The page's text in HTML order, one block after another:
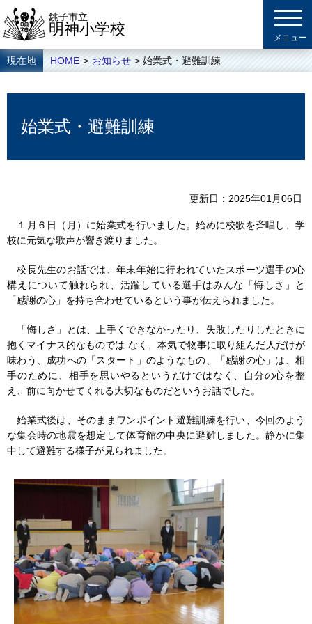
銚子市立
明神小学校
現在地 HOME > お知らせ > 始業式・避難訓練
始業式・避難訓練
更新日 2025年01月06日
１月６日（月）に始業式を行いました。始めに校歌を斉唱し、学
校に元気な歌声が響き渡りました。
校長先生のお話では、年末年始に行われていたスポーツ選手の心
構えについて触れられ、活躍している選手はみんな「悔しさ」と
「感謝の心」を持ち合わせているという事が伝えられました。
「悔しさ」とは、上手くできなかったり、失敗したりしたときに
抱くマイナス的なものでは なく、本気で物事に取り組んだ人だけが
味わう、成功への「スタート」のようなもの、「感謝の心」は、相
手のために、相手を思いやるというだけではなく、自分の心を整
え、前に向かせてくれる大切なものだというお話でした。
始業式後は、そのままワンポイント避難訓練を行い、今回のよう
な集会時の地震を想定して体育館の中央に避難しました。静かに集
中して避難する様子が見られました。